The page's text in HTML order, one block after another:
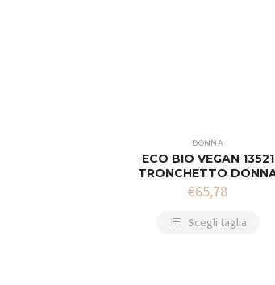
DONNA
ECO BIO VEGAN 13521
TRONCHETTO
€65,78
Scegli taglia